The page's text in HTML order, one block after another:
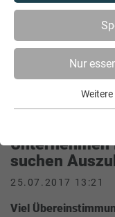
Nur
UNTERNEHMEN
AUSZUBILDENDE
suchen
25.07.2017 13:21
Viel